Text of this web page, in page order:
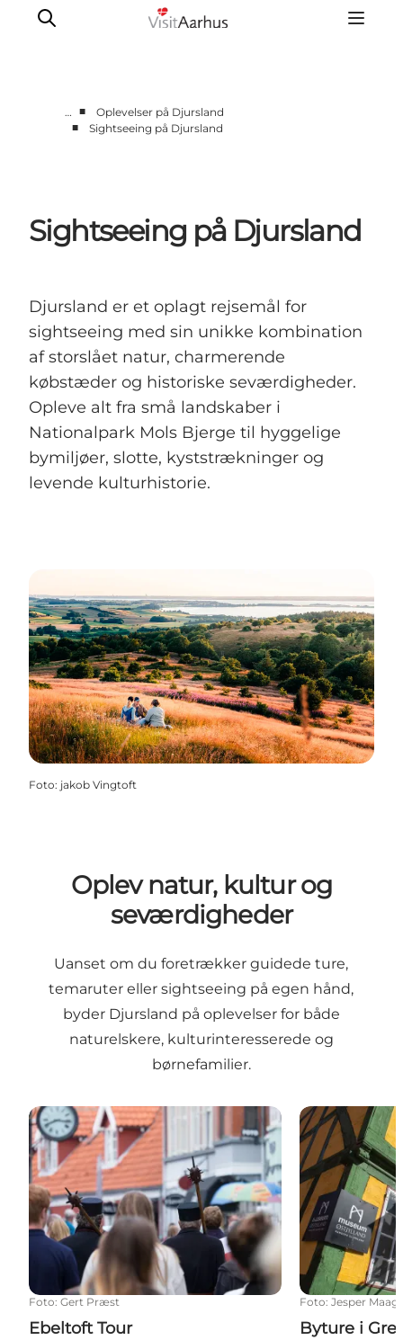
Randers
Silkeborg
Favrskov
… ■
Oplevelser på Djursland
■
Sightseeing på Djursland
Sightseeing på Djursland
Djursland er et oplagt rejsemål for
sightseeing med sin unikke kombination
af storslået natur, charmerende
købstæder og historiske seværdigheder.
Opleve alt fra små landskaber i
Nationalpark Mols Bjerge til hyggelige
bymiljøer, slotte, kyststrækninger og
levende kulturhistorie.
Foto: jakob Vingtoft
Oplev natur, kultur og
seværdigheder
Uanset om du foretrækker guidede ture,
temaruter eller sightseeing på egen hånd,
byder Djursland på oplevelser for både
naturelskere, kulturinteresserede og
børnefamilier.
Ebeltoft Tour
Foto: Gert Præst
Ebeltoft Tour
Byture i
Foto: Jesper
Byture i